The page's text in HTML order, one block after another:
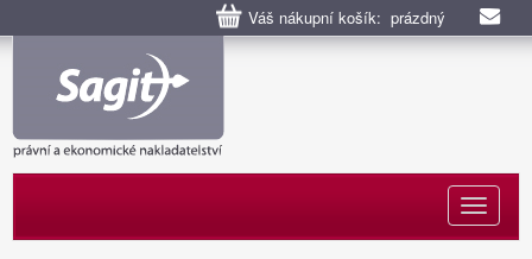
Váš nákupní košík: prázdný